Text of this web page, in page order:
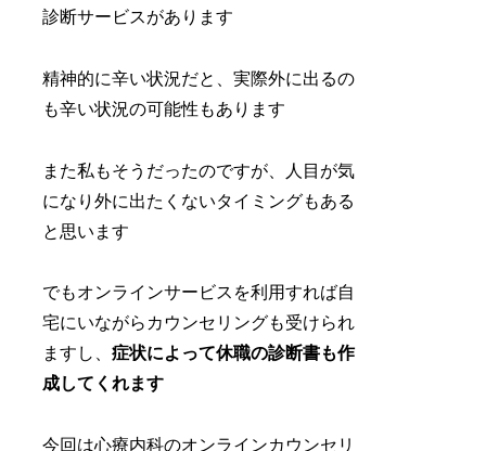
診断サービスがあります
精神的に辛い状況だと、実際外に出るの
も辛い状況の可能性もあります
また私もそうだったのですが、人目が気
になり外に出たくないタイミングもある
と思います
でもオンラインサービスを利用すれば自
宅にいながらカウンセリングも受けられ
ますし、症状によって休職の診断書も作
成してくれます
今回は心療内科のオンラインカウンセリ